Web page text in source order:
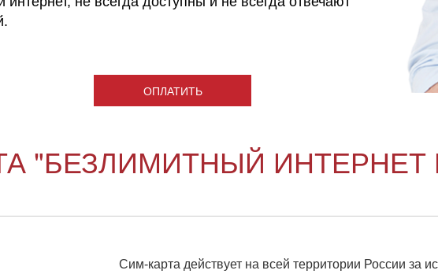
ОПЛАТИТЬ
"БЕЗЛИМИТНЫЙ ИНТЕРНЕТ
Сим-карта действует на всей территории России за